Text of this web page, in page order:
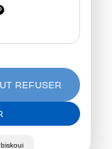
REFUSER
biskoui